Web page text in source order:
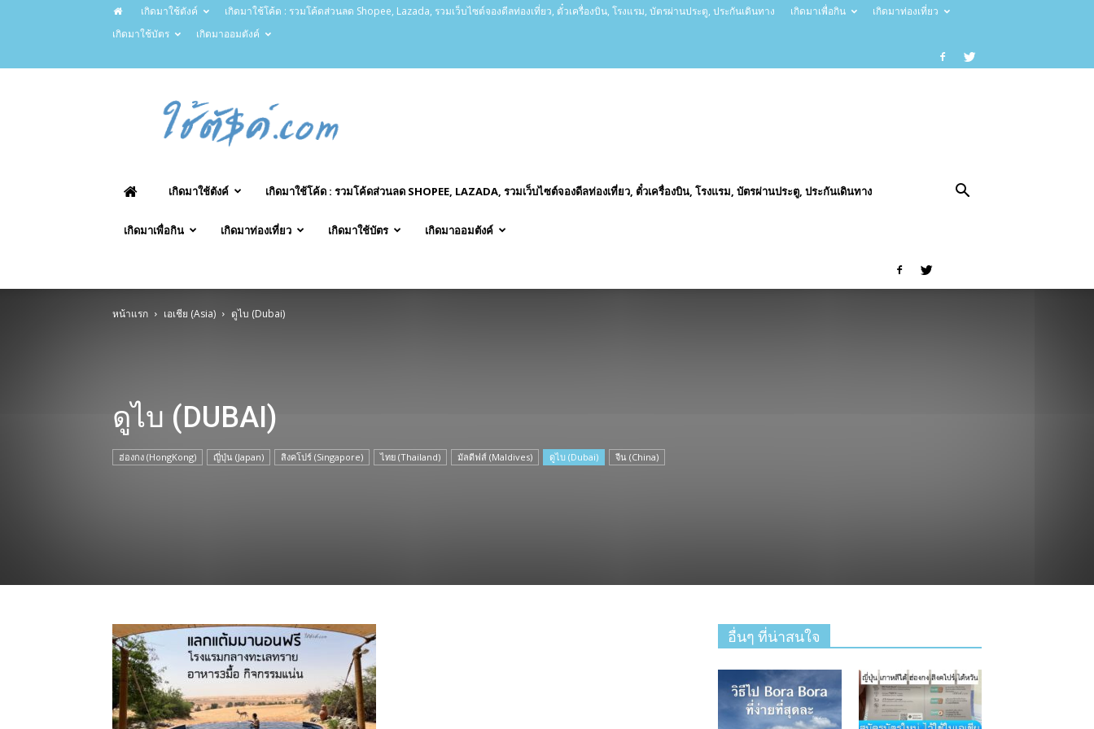
เกิดมาใช้ตังค์ เกิดมาใช้โค้ด : รวมโค้ดส่วนลด Shopee, Lazada, รวมเว็บไซต์จองดีลท่องเที่ยว, ตั๋วเครื่องบิน, โรงแรม, บัตรผ่านประตู, ประกันเดินทาง เกิดมาเพื่อกิน
เกิดมาท่องเที่ยว
เกิดมาใช้บัตร
เกิดมาออมตังค์
ChaiTung.com
ใช้
เกิดมาใช้ตังค์ เกิดมาใช้โค้ด : รวมโค้ดส่วนลด SHOPEE, LAZADA, รวมเว็บไซต์จองดีลท่องเที่ยว, ตั๋วเครื่องบิน, โรงแรม, บัตรผ่านประตู, ประกันเดินทาง
เกิดมาเพื่อกิน เกิดมาท่องเที่ยว เกิดมาใช้บัตร เกิดมาออมตังค์
หน้าแรก เอเชีย (Asia) ดูไบ (Dubai)
ดูไบ (DUBAI)
ฮ่องกง (HongKong) ญี่ปุ่น (Japan) สิงคโปร์ (Singapore) ไทย (Thailand) มัลดีฟส์ (Maldives) ดูไบ (Dubai) จีน (China)
อื่นๆ ที่น่าสนใจ